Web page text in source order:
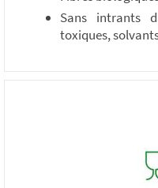
Sans intrants
toxiques,